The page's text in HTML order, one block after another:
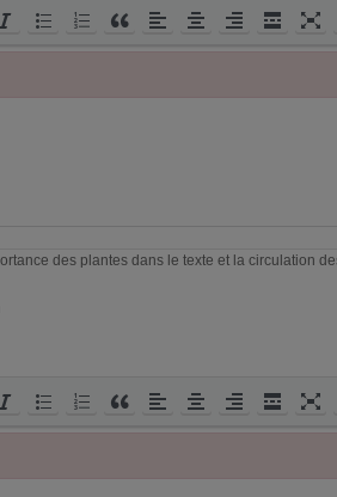
l’importance des plantes dans le texte et la circulation